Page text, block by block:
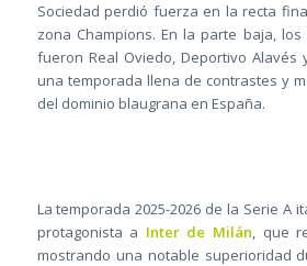
Sociedad perdió fuerza en la recta
zona Champions. En la parte baja,
fueron Real Oviedo, Deportivo Alavés
una temporada llena de contrastes y
del dominio blaugrana en España.
La temporada 2025-2026 de la Serie A
protagonista a Inter de Milán , que
mostrando una notable superioridad